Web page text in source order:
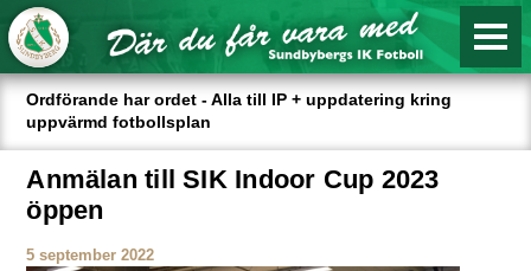
Ordförande har ordet - Alla till IP + uppdatering kring
uppvärmd fotbollsplan
Anmälan till SIK Indoor Cup 2023
öppen
5 september 2022